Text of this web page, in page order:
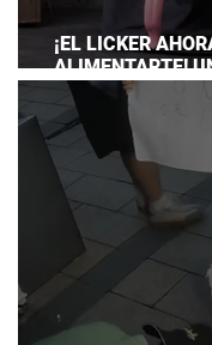
¡EL LICKER
ALIMENTARTE!
JAPAN
COLECCIÓN DE